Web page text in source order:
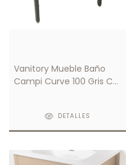
Vanitory Mueble Baño
Campi Curve 100 Gris C/
DETALLES